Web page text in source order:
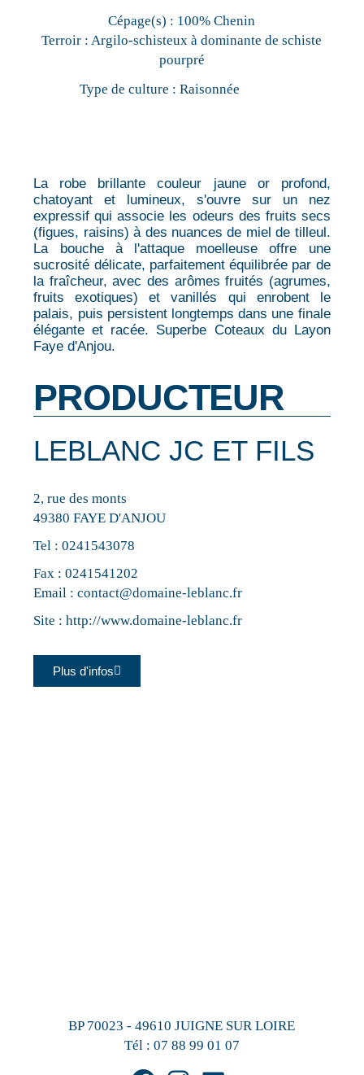
Cépage(s) : 100% Chenin
Terroir : Argilo-schisteux à dominante de schiste
pourpré
Type de culture : Raisonnée
La robe brillante couleur jaune or profond,
chatoyant et lumineux, s'ouvre sur un nez
expressif qui associe les odeurs des fruits secs
(figues, raisins) à des nuances de miel de tilleul.
La bouche à l'attaque moelleuse offre une
sucrosité délicate, parfaitement équilibrée par de
la fraîcheur, avec des arômes fruités (agrumes,
fruits exotiques) et vanillés qui enrobent le
palais, puis persistent longtemps dans une finale
élégante et racée. Superbe Coteaux du Layon
Faye d'Anjou.
PRODUCTEUR
LEBLANC JC ET FILS
2, rue des monts
49380 FAYE D'ANJOU
Tel :0241543078
Fax : 0241541202
Email :contact@domaine-leblanc.fr
Site :http://www.domaine-leblanc.fr
Plus d'infos
BP 70023 - 49610 JUIGNE SUR LOIRE
Tél : 07 88 99 01 07